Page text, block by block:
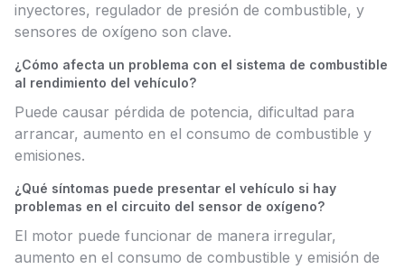
inyectores, regulador de presión de combustible, y
sensores de oxígeno son clave.
¿Cómo afecta un problema con el sistema de combustible
al rendimiento del vehículo?
Puede causar pérdida de potencia, dificultad para
arrancar, aumento en el consumo de combustible y
emisiones.
¿Qué síntomas puede presentar el vehículo si hay
problemas en el circuito del sensor de oxígeno?
El motor puede funcionar de manera irregular,
aumento en el consumo de combustible y emisión de